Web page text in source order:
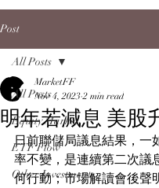
Post
All Posts
Equity Market
ETF Flow
Other Investments
All Posts
明年若減息 美股
MarketFF
Nov 4, 2023 2 min read
日前聯儲局議息結果，一
率不變，是連續第二次議
何行動；市場解讀會後聲